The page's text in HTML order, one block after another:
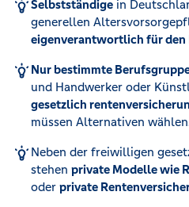
Selbstständigein
generellen
eigenverantwortlich für den
Nur bestimmte
und Handwerker oder
gesetzlich
müssen Alternativen
Neben der freiwilligen
stehen private Modelle wie
oder private